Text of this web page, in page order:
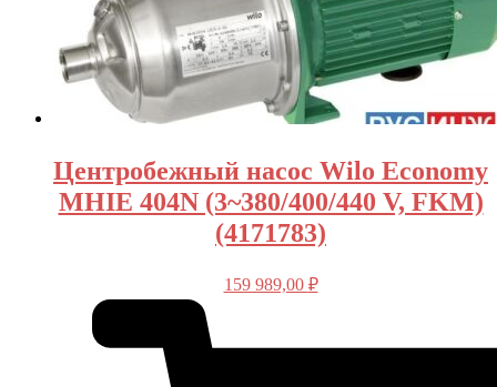
Центробежный насос Wilo Economy
MHIE 404N (3~380/400/440 V, FKM)
(4171783)
159 989,00 ₽